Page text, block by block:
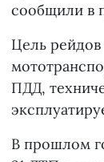
сообщили в
Цель
ПДД,
В прошлом